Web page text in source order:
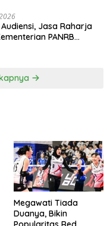
Jasa Raharja
PANRB
Megawati Tiada
Duanya, Bikin